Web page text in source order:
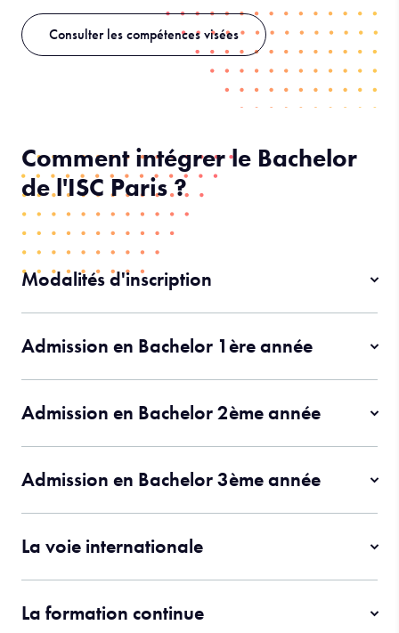
Consulter les compétences visées
Comment intégrer le Bachelor
de l'ISC Paris ?
Modalités d'inscription
Admission en Bachelor 1ère année
Admission en Bachelor 2ème année
Admission en Bachelor 3ème année
La voie internationale
La formation continue